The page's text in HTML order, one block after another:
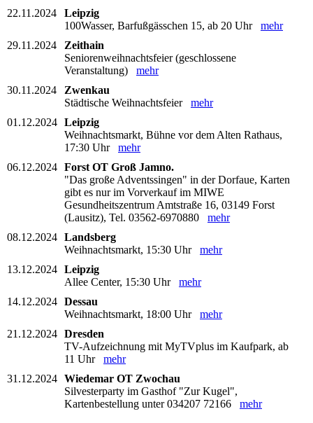
22.11.2024
Leipzig
100Wasser, Barfußgässchen 15, ab 20 Uhr mehr
29.11.2024
Zeithain
Seniorenweihnachtsfeier (geschlossene
Veranstaltung) mehr
30.11.2024
Zwenkau
Städtische Weihnachtsfeier mehr
01.12.2024 Leipzig
Weihnachtsmarkt, Bühne vor dem Alten Rathaus,
17:30 Uhr mehr
06.12.2024 Forst OT Groß Jamno.
"Das große Adventssingen" in der Dorfaue, Karten
gibt es nur im Vorverkauf im MIWE
Gesundheitszentrum Amtstraße 16, 03149 Forst
(Lausitz), Tel. 03562-6970880 mehr
08.12.2024 Landsberg
Weihnachtsmarkt, 15:30 Uhr mehr
13.12.2024 Leipzig
Allee Center, 15:30 Uhr mehr
14.12.2024 Dessau
Weihnachtsmarkt, 18:00 Uhr mehr
21.12.2024 Dresden
TV-Aufzeichnung mit MyTVplus im Kaufpark, ab
11 Uhr mehr
31.12.2024 Wiedemar OT Zwochau
Silvesterparty im Gasthof "Zur Kugel",
Kartenbestellung unter 034207 72166 mehr